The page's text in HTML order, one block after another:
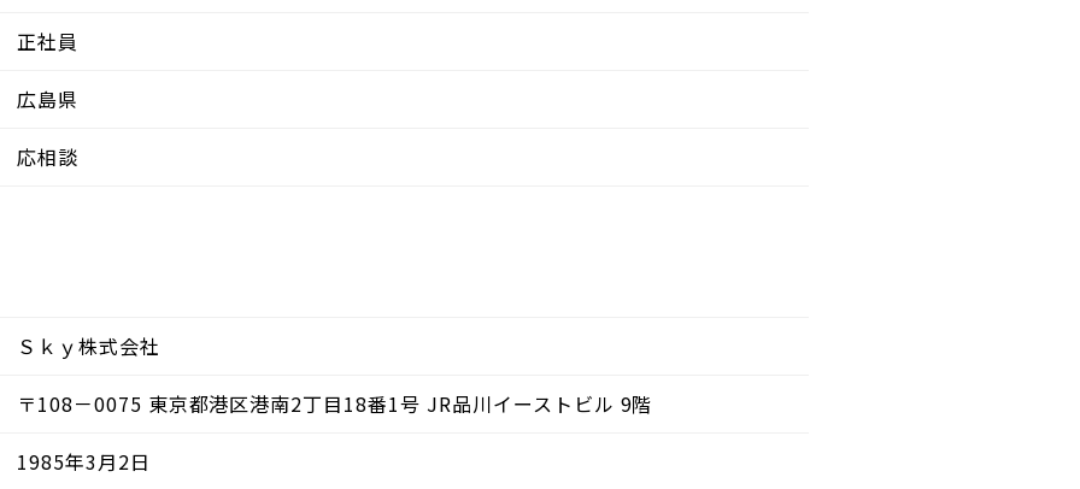
正社員
広島県
応相談
Ｓｋｙ株式会社
〒108－0075 東京都港区港南2丁目18番1号 JR品川イーストビル 9階
1985年3月2日